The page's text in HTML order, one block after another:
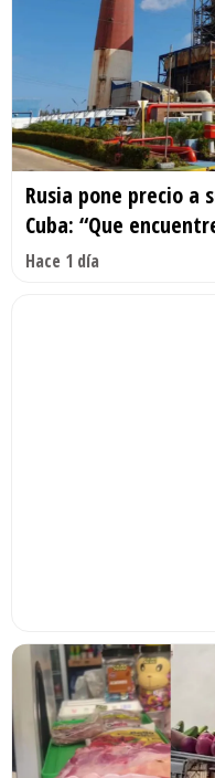
Rusia pone precio a
Cuba: “Que
Hace 1 día